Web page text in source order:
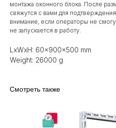
монтажа оконного блока. После
свяжутся с вами для
внимание, если операторы не
не запускается в работу.
LxWxH: 60x900x500 mm
Weight: 26000 g
Смотреть также